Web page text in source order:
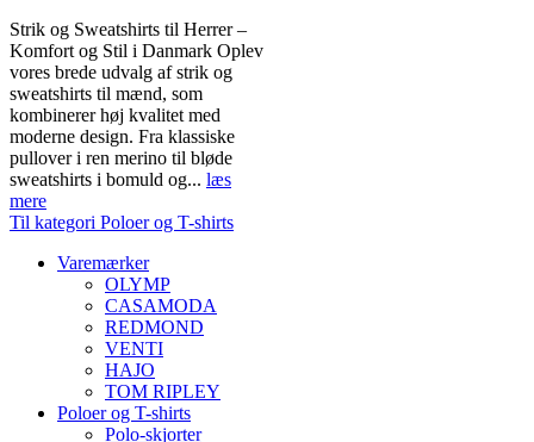
Strik og Sweatshirts til Herrer –
Komfort og Stil i Danmark Oplev
vores brede udvalg af strik og
sweatshirts til mænd, som
kombinerer høj kvalitet med
moderne design. Fra klassiske
pullover i ren merino til bløde
sweatshirts i bomuld og... læs
mere
Til kategori Poloer og T-shirts
Varemærker
OLYMP
CASAMODA
REDMOND
VENTI
HAJO
TOM RIPLEY
Poloer og T-shirts
Polo-skjorter